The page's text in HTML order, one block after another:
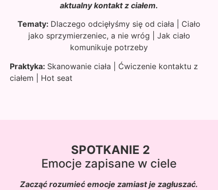
aktualny kontakt z ciałem.
Tematy: Dlaczego odcięłyśmy się od ciała | Ciało
jako sprzymierzeniec, a nie wróg | Jak ciało
komunikuje potrzeby
Praktyka: Skanowanie ciała | Ćwiczenie kontaktu z
ciałem | Hot seat
SPOTKANIE 2
Emocje zapisane w ciele
Zacząć rozumieć emocje zamiast je zagłuszać.